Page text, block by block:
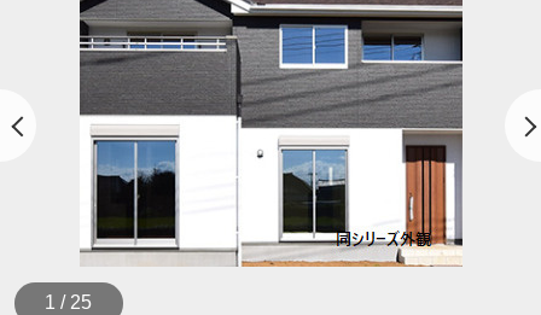
1 / 25